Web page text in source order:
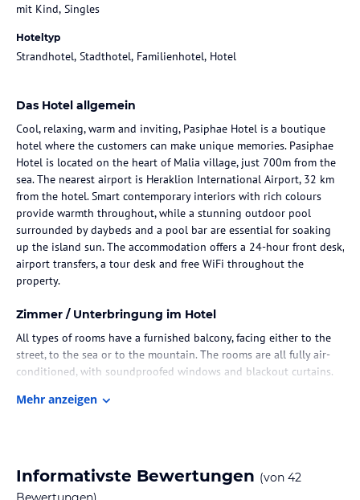
mit Kind, Singles
Hoteltyp
Strandhotel, Stadthotel, Familienhotel, Hotel
Das Hotel allgemein
Cool, relaxing, warm and inviting, Pasiphae Hotel is a boutique
hotel where the customers can make unique memories. Pasiphae
Hotel is located on the heart of Malia village, just 700m from the
sea. The nearest airport is Heraklion International Airport, 32 km
from the hotel. Smart contemporary interiors with rich colours
provide warmth throughout, while a stunning outdoor pool
surrounded by daybeds and a pool bar are essential for soaking
up the island sun. The accommodation offers a 24-hour front desk,
airport transfers, a tour desk and free WiFi throughout the
property.
Zimmer / Unterbringung im Hotel
All types of rooms have a furnished balcony, facing either to the
street, to the sea or to the mountain. The rooms are all fully air-
conditioned, with soundproofed windows and blackout curtains.
dispensers and a hairdryer. All rooms are also equipped with
Gastronomie im Hotel
Breakfast is served daily from 08:00 to 10:00. Guests can choose
Mehr anzeigen
Informativste Bewertungen (von 42